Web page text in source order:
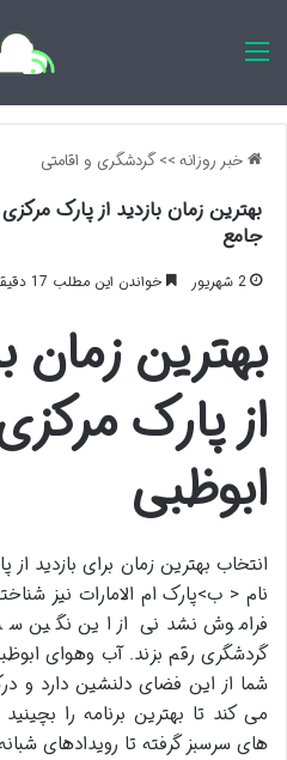
خبر روزانه>>گردشگری و اقامتی
بهترین زمان بازدید از پارک
جامع
2 شهریور خواندن این مطلب 17 دقیقه زمان میبرد
بهترین زمان
از پارک
ابوظبی
انتخاب بهترین زمان برای بازدید
نام < ب>پارک ام الامارات نیز
فراموش نشدنی از این نگین
گردشگری رقم بزند. آب وهوای
شما از این فضای دلنشین دارد و
می کند تا بهترین برنامه را
های سرسبز گرفته تا رویدادهای